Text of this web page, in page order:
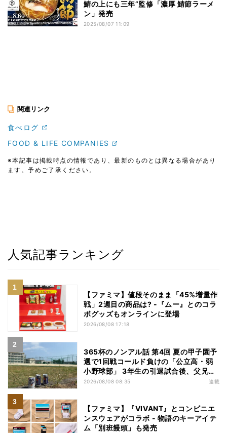
鯖の上にも三年”監修「濃厚 鯖節ラーメ
ン」発売
2025/08/07 11:09
関連リンク
食べログ
FOOD & LIFE COMPANIES
※本記事は掲載時点の情報であり、最新のものとは異なる場合があり
ます。予めご了承ください。
人気記事ランキング
【ファミマ】値段そのまま「45%増量作
戦」2週目の商品は? -『ムー』とのコラ
ボグッズもオンラインに登場
2026/08/08 17:18
365杯のノンアル話 第4回 夏の甲子園予
選で1回戦コールド負けの「公立高・弱
小野球部」 3年生の引退試合後、父兄
が“現場”で取り出したのは……
2026/08/08 08:35 連載
【ファミマ】『VIVANT』とコンビニエ
ンスウェアがコラボ - 物語のキーアイテ
ム「別班饅頭」も発売